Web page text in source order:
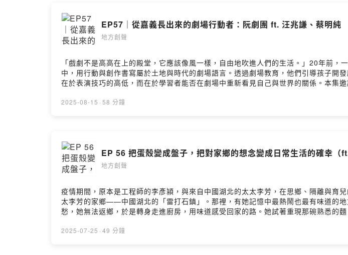
https://www.facebook.com/saucefarm/?locale=zh_TW🔹 台灣地方創生基金會
留言告訴我你對這一集的想法： https://open.firstory.me/user/
EP57｜從嘉義長出來的劇場行動者：阮劇團 ft. 汪兆謙、蔡明純
地方創聲
「戲劇不是高高在上的殿堂，它應該像風一樣，自由地吹進人們的生活。」20年前
中，用行動與創作書寫屬於土地與時代的劇場語言。透過劇場教育，他們引導孩子
在於表演技巧的高低，而在於學習者能否在劇場中重新看見自己與世界的關係。本
10%政府補助，打造永續營運的劇場創新模式這是一段從地方長出的文化實踐，也是
留言告訴我你對這一集的想法： https://open.firstory.me/user/
2025-08-15 · 58 分鐘
EP 56 把蛋殼變成盤子，把對家鄉的想念變成日常生活的確幸（
地方創聲
疫情期間，原本是工程師的李彥潁，與來自中國湖北的太太李芳，在思鄉、隔離與育
太李芳的家鄉——中國湖北的「雷打石鎮」。那裡，有她記憶中最熱鬧也最有味道的
愁，她無法返鄉，於是轉身走進廚房，用味道感受回家的路。她試著重現那碗熟悉的
落地，他們開始在地找食材、找人合作、找故事；在拜訪鴨蛋工廠時，發現大量無法
2025-07-25 · 49 分鐘